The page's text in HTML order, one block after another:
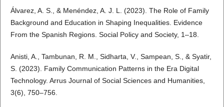
Álvarez, A. S., & Menéndez, A. J. L. (2023). The Role of Family
Background and Education in Shaping Inequalities. Evidence
From the Spanish Regions. Social Policy and Society, 1–18.
Anisti, A., Tambunan, R. M., Sidharta, V., Sampean, S., & Syatir,
S. (2023). Family Communication Patterns in the Era Digital
Technology. Arrus Journal of Social Sciences and Humanities,
3(6), 750–756.